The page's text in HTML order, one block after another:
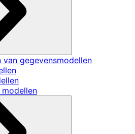
gegevensmodellen